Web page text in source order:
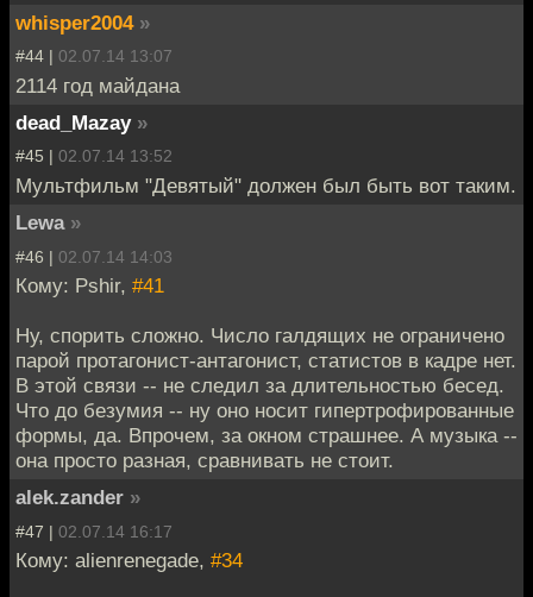
whisper2004 »
#44 | 02.07.14 13:07
2114 год майдана
dead_Mazay »
#45 | 02.07.14 13:52
Мультфильм "Девятый" должен был быть вот таким.
Lewa »
#46 | 02.07.14 14:03
Кому: Pshir, #41
Ну, спорить сложно. Число галдящих не ограничено
парой протагонист-антагонист, статистов в кадре нет.
В этой связи -- не следил за длительностью бесед.
Что до безумия -- ну оно носит гипертрофированные
формы, да. Впрочем, за окном страшнее. А музыка --
она просто разная, сравнивать не стоит.
alek.zander »
#47 | 02.07.14 16:17
Кому: alienrenegade, #34